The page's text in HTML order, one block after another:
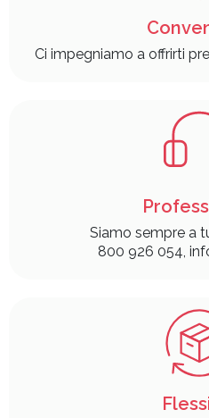
Ci impegniamo a offrirti
Siamo sempre a
800 926 054,